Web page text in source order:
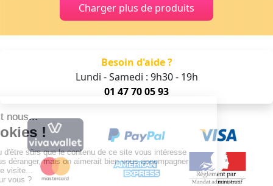
Charger plus de produits
Besoin d'aide ?
Lundi - Samedi : 9h30 - 19h
01 47 70 05 93